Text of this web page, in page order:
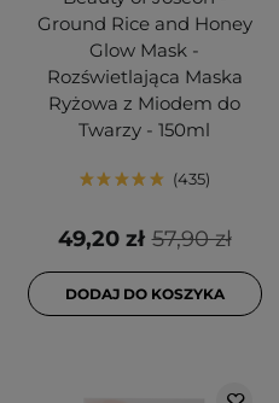
Ground Rice and Honey
Glow Mask -
Rozświetlająca Maska
Ryżowa z Miodem do
Twarzy - 150ml
435
57,90 zł
49,20 zł
DODAJ DO KOSZYKA